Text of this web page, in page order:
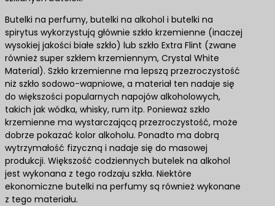
Butelki na perfumy, butelki na alkohol i butelki na
spirytus wykorzystują głównie szkło krzemienne (inaczej
wysokiej jakości białe szkło) lub szkło Extra Flint (zwane
również super szkłem krzemiennym, Crystal White
Material). Szkło krzemienne ma lepszą przezroczystość
niż szkło sodowo-wapniowe, a materiał ten nadaje się
do większości popularnych napojów alkoholowych,
takich jak wódka, whisky, rum itp. Ponieważ szkło
krzemienne ma wystarczającą przezroczystość, może
dobrze pokazać kolor alkoholu. Ponadto ma dobrą
wytrzymałość fizyczną i nadaje się do masowej
produkcji. Większość codziennych butelek na alkohol
jest wykonana z tego rodzaju szkła. Niektóre
ekonomiczne butelki na perfumy są również wykonane
z tego materiału.